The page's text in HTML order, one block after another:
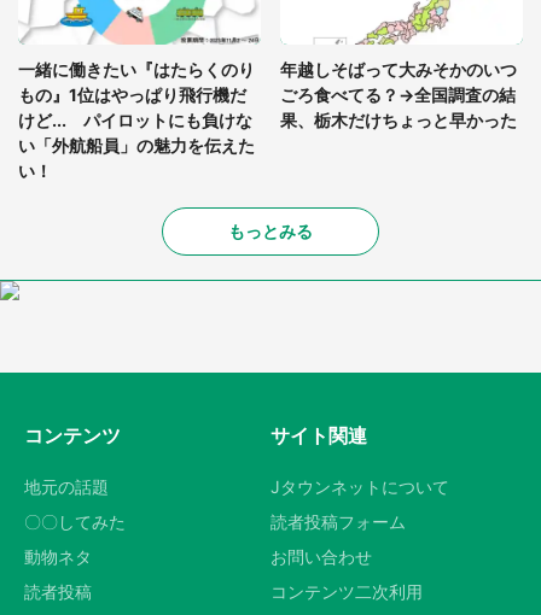
一緒に働きたい『はたらくのり
もの』1位はやっぱり飛行機だ
けど... パイロットにも負けな
い「外航船員」の魅力を伝えた
い！
年越しそばって大みそかのいつ
ごろ食べてる？→全国調査の結
果、栃木だけちょっと早かった
もっとみる
コンテンツ
地元の話題
〇〇してみた
動物ネタ
読者投稿
サイト関連
Jタウンネットについて
読者投稿フォーム
お問い合わせ
コンテンツ二次利用